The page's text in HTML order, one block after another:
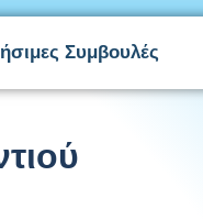
Συμβουλές